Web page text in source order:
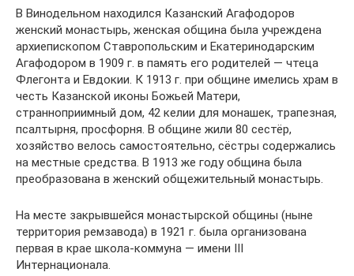
В Винодельном находился Казанский Агафодоров
женский монастырь, женская община была учреждена
архиепископом Ставропольским и Екатеринодарским
Агафодором в 1909 г. в память его родителей — чтеца
Флегонта и Евдокии. К 1913 г. при общине имелись храм в
честь Казанской иконы Божьей Матери,
странноприимный дом, 42 келии для монашек, трапезная,
псалтырня, просфорня. В общине жили 80 сестёр,
хозяйство велось самостоятельно, сёстры содержались
на местные средства. В 1913 же году община была
преобразована в женский общежительный монастырь.
На месте закрывшейся монастырской общины (ныне
территория ремзавода) в 1921 г. была организована
первая в крае школа-коммуна — имени III
Интернационала.